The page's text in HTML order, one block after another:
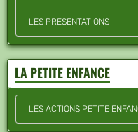
LES PRESENTATIONS
LA PETITE ENFANCE
LES ACTIONS PETITE